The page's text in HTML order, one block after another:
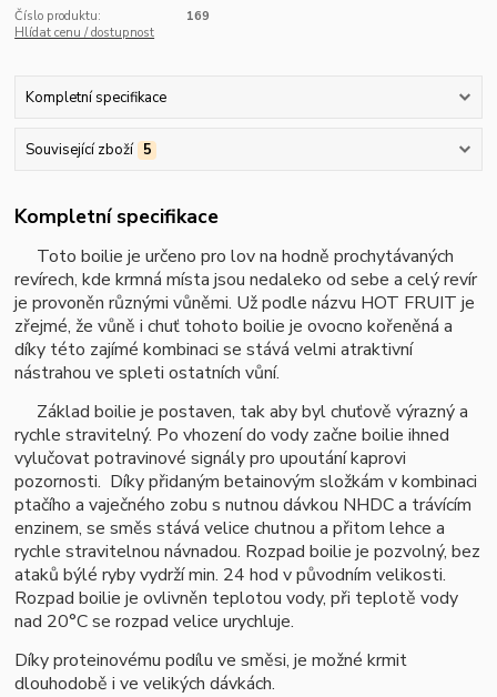
Číslo produktu:
169
Hlídat cenu / dostupnost
Kompletní specifikace
Související zboží 5
Kompletní specifikace
Toto boilie je určeno pro lov na hodně prochytávaných
revírech, kde krmná místa jsou nedaleko od sebe a celý revír
je provoněn různými vůněmi. Už podle názvu HOT FRUIT je
zřejmé, že vůně i chuť tohoto boilie je ovocno kořeněná a
díky této zajímé kombinaci se stává velmi atraktivní
nástrahou ve spleti ostatních vůní.
Základ boilie je postaven, tak aby byl chuťově výrazný a
rychle stravitelný. Po vhození do vody začne boilie ihned
vylučovat potravinové signály pro upoutání kaprovi
pozornosti. Díky přidaným betainovým složkám v kombinaci
ptačího a vaječného zobu s nutnou dávkou NHDC a trávícím
enzinem, sesměs stává velice chutnou a přitom lehce a
rychle stravitelnou návnadou. Rozpad boilie je pozvolný, bez
ataků býlé ryby vydrží min. 24 hod v původním velikosti.
Rozpad boilie je ovlivněn teplotou vody, při teplotě vody
nad 20°C se rozpad velice urychluje.
Díky proteinovému podílu ve směsi, je možné krmit
dlouhodobě i ve velikých dávkách.